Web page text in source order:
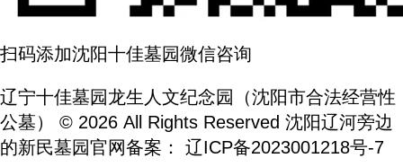
扫码添加沈阳十佳墓园微信咨询
辽宁十佳墓园龙生人文纪念园（沈阳市合法经营性
公墓） © 2026 All Rights Reserved 沈阳辽河旁边
的新民墓园官网备案： 辽ICP备2023001218号-7